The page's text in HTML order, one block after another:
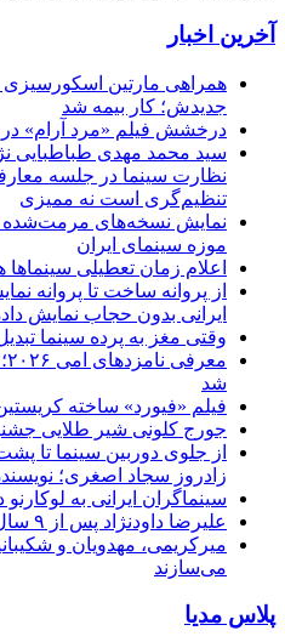
آخرین اخبار
همراهی مارتین اسکورسیزی
جدیدش؛ کار بیمه شد
درخشش فیلم «مرد آرام» در
سید محمد مهدی طباطبایی
نظارت سینما در جلسه
تنظیم‌گری است نه ممیزی
نمایش نسخه‌های مرمت‌شده
موزه سینمای ایران
اعلام زمان تعطیلی سینماها
از پروانه ساخت تا پروانه
ایرانی بدون حجاب نمایش
وقتی مغز به پرده سینما
شد
فیلم «فیورد» ساخته کریستین
جورج کلونی شیر طلایی جشنواره فیلم
از جلوی دوربین سینما تا
زادروز سجاد اصغری؛
سینماگران ایرانی به
علیرضا داودنژاد پس از ۹ سال در تدارک «زوجه دیجیتال»
میرکریمی، مهدویان و
می‌سازند
پلاس مدیا